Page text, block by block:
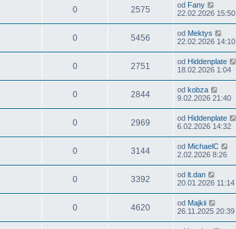
0 2575 od Fany
22.02.2026 15:50
0 5456 od Mektys
22.02.2026 14:10
0 2751 od Hiddenplate
18.02.2026 1:04
0 2844 od kobza
9.02.2026 21:40
0 2969 od Hiddenplate
6.02.2026 14:32
0 3144 od MichaelC
2.02.2026 8:26
0 3392 od lt.dan
20.01.2026 11:14
0 4620 od Majkii
26.11.2025 20:39